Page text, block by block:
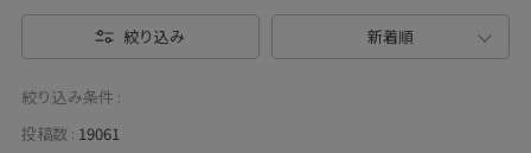
絞り込み 新着順
絞り込み条件 :
投稿数 : 19061